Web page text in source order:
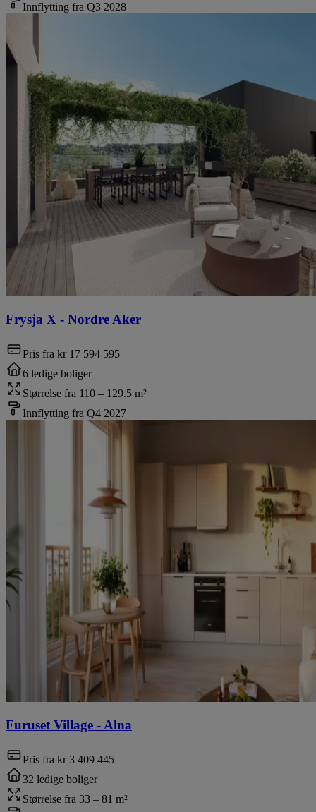
Innflytting fra Q3 2028
Frysja X - Nordre Aker
Pris fra kr 17 594 595
6 ledige boliger
Størrelse fra 110 – 129.5 m²
Innflytting fra Q4 2027
Furuset Village -Alna
Pris fra kr 3 409 445
32 ledige boliger
Størrelse fra 33 – 81 m²